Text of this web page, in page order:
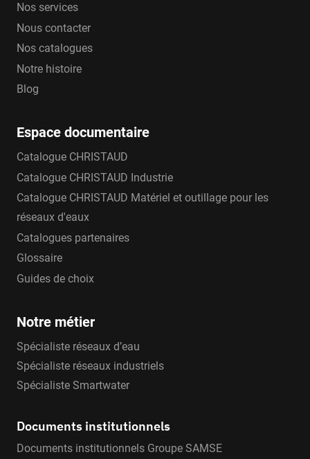
Nos services
Nous contacter
Nos catalogues
Notre histoire
Blog
Espace documentaire
Catalogue CHRISTAUD
Catalogue CHRISTAUD Industrie
Catalogue CHRISTAUD Matériel et outillage pour les
réseaux d'eaux
Catalogues partenaires
Glossaire
Guides de choix
Notre métier
Spécialiste réseaux d’eau
Spécialiste réseaux industriels
Spécialiste Smartwater
Documents institutionnels
Documents institutionnels Groupe SAMSE